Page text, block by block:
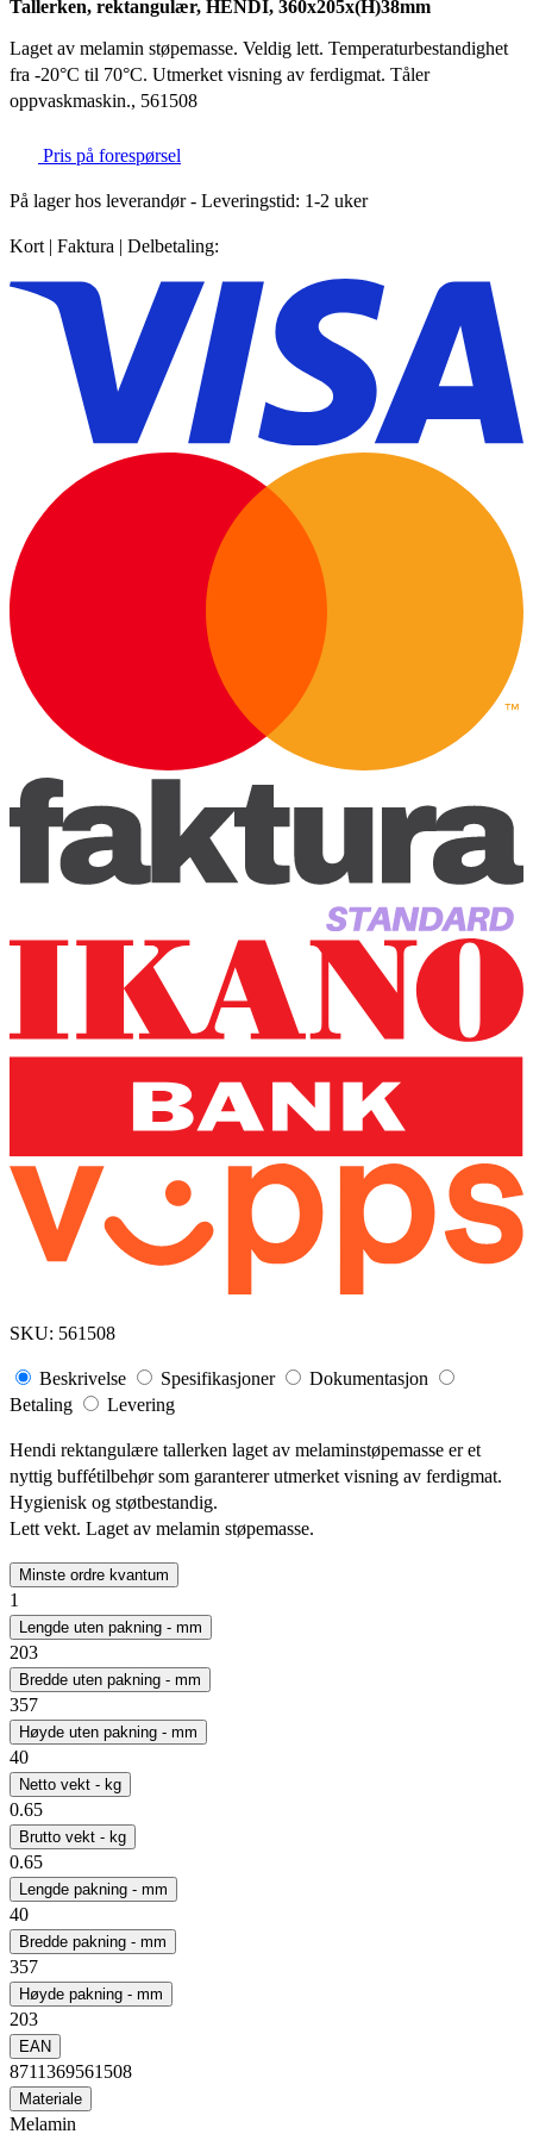
Tallerken, rektangulær, HENDI, 360x205x(H)38mm
Laget av melamin støpemasse. Veldig lett. Temperaturbestandighet
fra -20°C til 70°C. Utmerket visning av ferdigmat. Tåler
oppvaskmaskin., 561508
Pris på forespørsel
På lager hos leverandør- Leveringstid: 1-2 uker
Kort | Faktura | Delbetaling:
SKU: 561508
Beskrivelse Spesifikasjoner
Dokumentasjon
Betaling
Levering
Hendi rektangulære tallerken laget av melaminstøpemasse er et
nyttig buffétilbehør som garanterer utmerket visning av ferdigmat.
Hygienisk og støtbestandig.
Lett vekt. Laget av melamin støpemasse.
Minste ordre kvantum
1
Lengde uten pakning - mm
203
Bredde uten pakning - mm
357
Høyde uten pakning - mm
40
Netto vekt - kg
0.65
Brutto vekt - kg
0.65
Lengde pakning - mm
40
Bredde pakning - mm
357
Høyde pakning - mm
203
EAN
8711369561508
Materiale
Melamin